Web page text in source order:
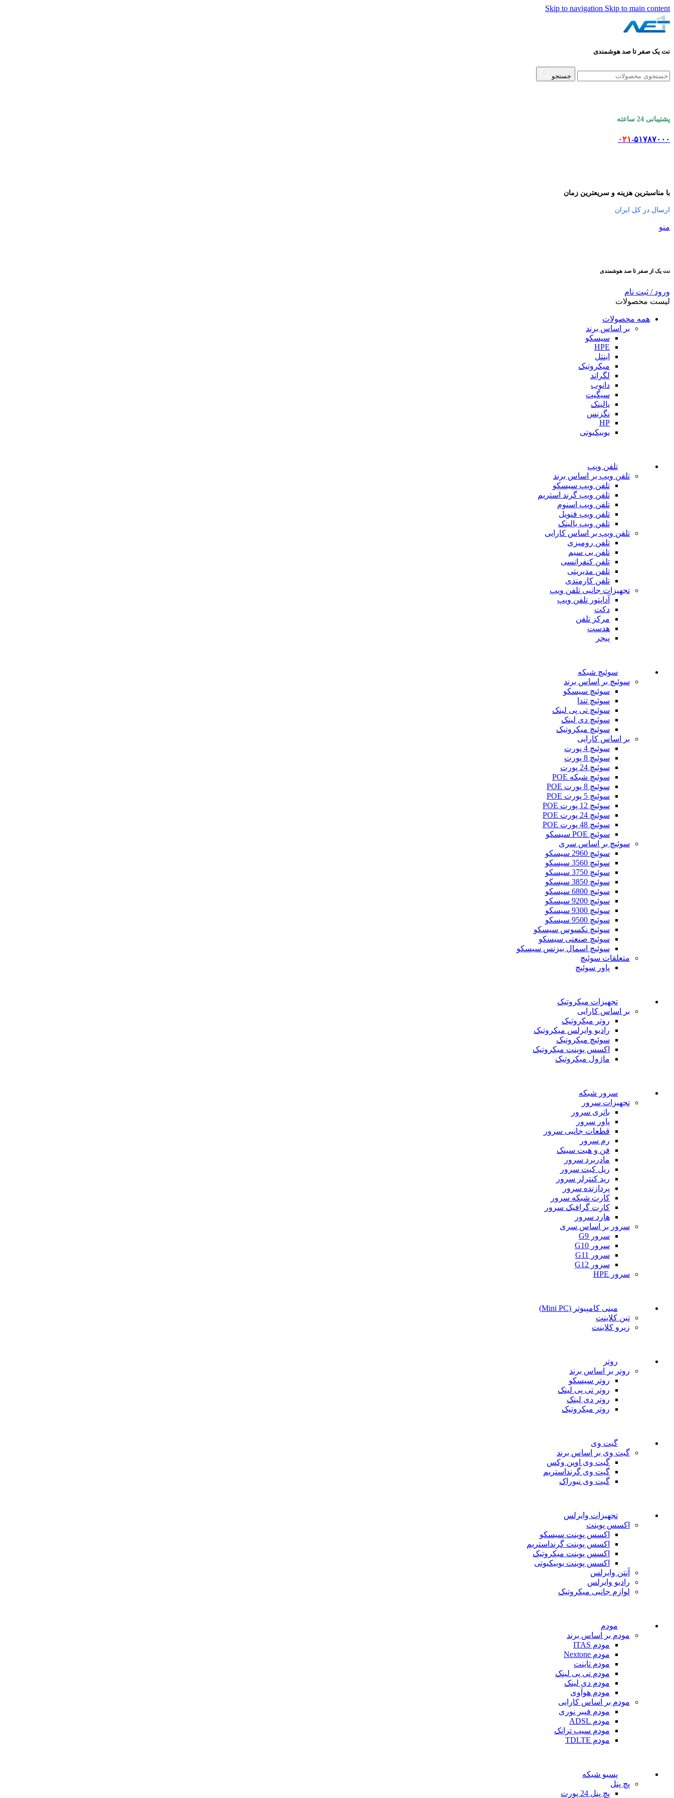
Skip to navigation Skip to main content
نت یک صفر تا صد هوشمندی
جستجو
پشتیبانی 24 ساعته
۰۲۱-۵۱۷۸۷۰۰۰
با مناسبترین هزینه و سریعترین زمان
ارسال در کل ایران
منو
نت یک از صفر تا صد هوشمندی
ورود / ثبت نام
لیست محصولات
همه محصولات
بر اساس برند
سیسکو
HPE
اینتل
میکروتیک
لگراند
دانوب
سیگیت
یالینک
نگزنس
HP
یوبیکیوتی
تلفن ویپ
تلفن ویپ بر اساس برند
تلفن ویپ سیسکو
تلفن ویپ گرند استریم
تلفن ویپ اسنوم
تلفن ویپ فنویل
تلفن ویپ یالینک
تلفن ویپ بر اساس کارایی
تلفن رومیزی
تلفن بی سیم
تلفن کنفرانسی
تلفن مدیریتی
تلفن کارمندی
تجهیزات جانبی تلفن ویپ
آداپتور تلفن ویپ
دکت
مرکز تلفن
هدست
پیجر
سوئیچ شبکه
سوئیچ بر اساس برند
سوئیچ سیسکو
سوئیچ تندا
سوئیچ تی پی لینک
سوئیچ دی لینک
سوئیچ میکروتیک
بر اساس کارایی
سوئیچ 4 پورت
سوئیچ 8 پورت
سوئیچ 24 پورت
سوئیچ شبکه POE
سوئیچ 8 پورت POE
سوئیچ 5 پورت POE
سوئیچ 12 پورت POE
سوئیچ 24 پورت POE
سوئیچ 48 پورت POE
سوئیچ POE سیسکو
سوئیچ بر اساس سری
سوئیچ 2960 سیسکو
سوئیچ 3560 سیسکو
سوئیچ 3750 سیسکو
سوئیچ 3850 سیسکو
سوئیچ 6800 سیسکو
سوئیچ 9200 سیسکو
سوئیچ 9300 سیسکو
سوئیچ 9500 سیسکو
سوئیچ نکسوس سیسکو
سوئیچ صنعتی سیسکو
سوئیچ اسمال بیزنس سیسکو
متعلقات سوئیچ
پاور سوئیچ
تجهیزات میکروتیک
بر اساس کارایی
روتر میکروتیک
رادیو وایرلس میکروتیک
سوئیچ میکروتیک
اکسس پوینت میکروتیک
ماژول میکروتیک
سرور شبکه
تجهیزات سرور
باتری سرور
پاور سرور
قطعات جانبی سرور
رم سرور
فن و هیت سینک
مادربرد سرور
ریل کیت سرور
رید کنترلر سرور
پردازنده سرور
کارت شبکه سرور
کارت گرافیک سرور
هارد سرور
سرور بر اساس سری
سرور G9
سرور G10
سرور G11
سرور G12
سرور HPE
مینی کامپیوتر (Mini PC)
تین کلاینت
زیرو کلاینت
روتر
روتر بر اساس برند
روتر سیسکو
روتر تی پی لینک
روتر دی لینک
روتر میکروتیک
گیت وی
گیت وی بر اساس برند
گیت وی اوپن وکس
گیت وی گرنداستریم
گیت وی نیوراک
تجهیزات وایرلس
اکسس پوینت
اکسس پوینت سیسکو
اکسس پوینت گرنداستریم
اکسس پوینت میکروتیک
اکسس پوینت یوبیکیوتی
آنتن وایرلس
رادیو وایرلس
لوازم جانبی میکروتیک
مودم
مودم بر اساس برند
مودم ITAS
مودم Nextone
مودم تاینت
مودم تی پی لینک
مودم دی لینک
مودم هوآوی
مودم بر اساس کارایی
مودم فیبر نوری
مودم ADSL
مودم سیپ ترانک
مودم TDLTE
پسیو شبکه
پچ پنل
پچ پنل 24 پورت